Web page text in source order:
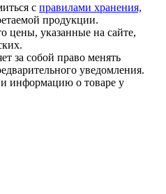
с правилами хранения,
продукции.
цены, указанные на сайте,
за собой право менять
уведомления.
информацию о товаре у